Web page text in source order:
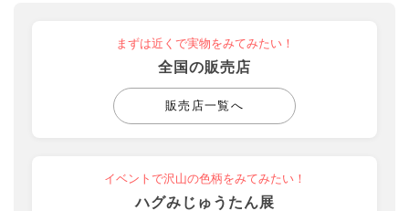
まずは近くで実物をみてみたい！
全国の販売店
販売店一覧へ
イベントで沢山の色柄をみてみたい！
ハグみじゅうたん展